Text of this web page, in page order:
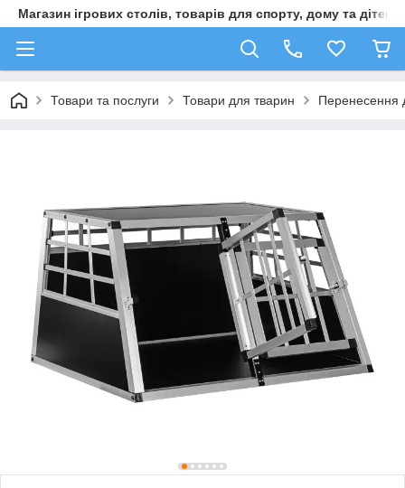
Магазин ігрових столів, товарів для спорту, дому та дітей
Товари та послуги Товари для тварин Перенесення